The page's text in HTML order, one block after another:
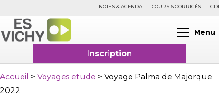
NOTES & AGENDA COURS & CORRIGÉS CDI
Menu
Inscription
Accueil > Voyages etude > Voyage Palma de Majorque
2022